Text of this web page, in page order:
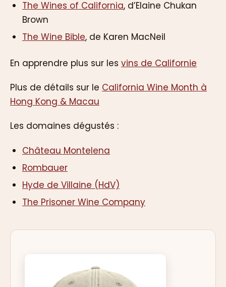
The Wines of California, d’Elaine Chukan
Brown
The Wine Bible, de Karen MacNeil
En apprendre plus sur les vins de Californie
Plus de détails sur le California Wine Month à
Hong Kong & Macau
Les domaines dégustés :
Château Montelena
Rombauer
Hyde de Villaine (HdV)
The Prisoner Wine Company